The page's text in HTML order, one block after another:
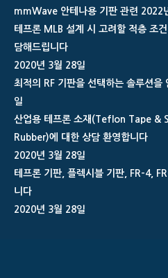
mmWave 안테나용 기판 관련 2022
테프론 MLB 설계 시 고려할 적층 조
담해드립니다
2020년 3월 28일
최적의 RF 기판을 선택하는 솔루션을
일
산업용 테프론 소재(Teflon Tape &
Rubber)에 대한 상담 환영합니다
2020년 3월 28일
테프론 기판, 플렉시블 기판, FR-4,
니다
2020년 3월 28일